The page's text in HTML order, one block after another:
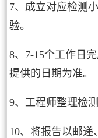
7、成立对应检测
验。
8、7-15个工作日
提供的日期为准。
9、工程师整理检
10、将报告以邮递